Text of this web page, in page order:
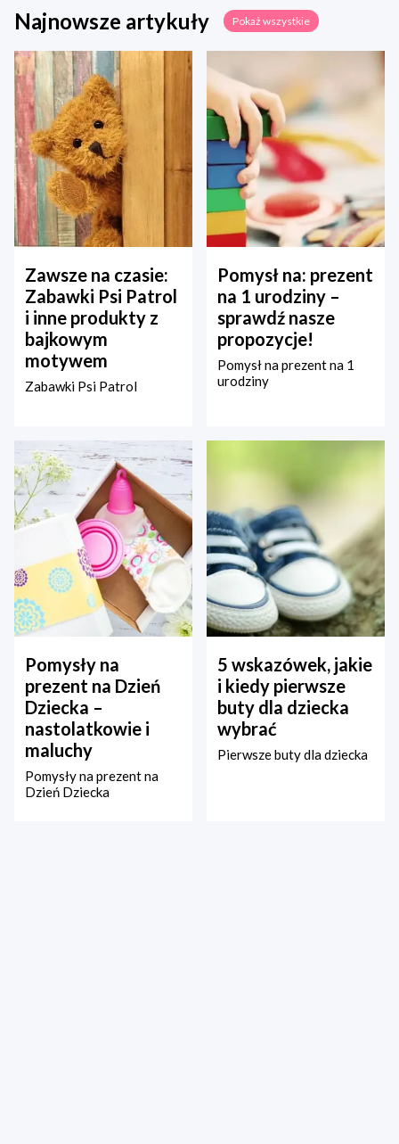
Najnowsze artykuły Pokaż wszystkie
Zawsze na czasie:
Zabawki Psi Patrol
i inne produkty z
bajkowym
motywem
Zabawki Psi Patrol
Pomysł na: prezent
na 1 urodziny –
sprawdź nasze
propozycje!
Pomysł na prezent na 1
urodziny
Pomysły na
prezent na Dzień
Dziecka –
nastolatkowie i
maluchy
Pomysły na prezent na
Dzień Dziecka
5 wskazówek, jakie
i kiedy pierwsze
buty dla dziecka
wybrać
Pierwsze buty dla dziecka